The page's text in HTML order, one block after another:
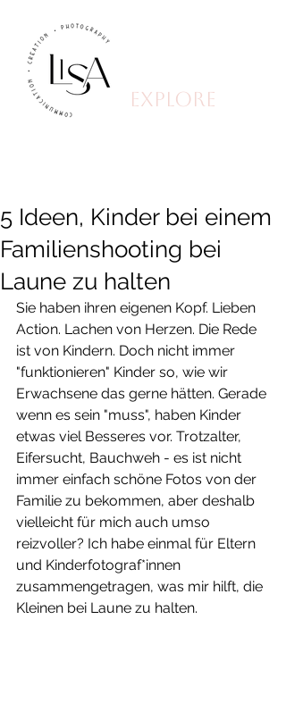
explore
5 Ideen, Kinder bei einem
Familienshooting bei
Laune zu halten
Sie haben ihren eigenen Kopf. Lieben
Action. Lachen von Herzen. Die Rede
ist von Kindern. Doch nicht immer
"funktionieren" Kinder so, wie wir
Erwachsene das gerne hätten. Gerade
wenn es sein "muss", haben Kinder
etwas viel Besseres vor. Trotzalter,
Eifersucht, Bauchweh - es ist nicht
immer einfach schöne Fotos von der
Familie zu bekommen, aber deshalb
vielleicht für mich auch umso
reizvoller? Ich habe einmal für Eltern
und Kinderfotograf*innen
zusammengetragen, was mir hilft, die
Kleinen bei Laune zu halten.